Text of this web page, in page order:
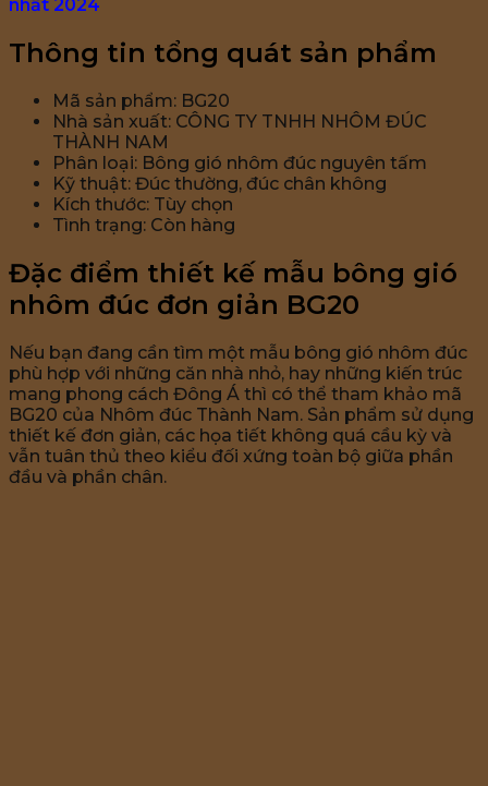
nhất 2024
Thông tin tổng quát sản phẩm
Mã sản phẩm: BG20
Nhà sản xuất: CÔNG TY TNHH NHÔM ĐÚC
THÀNH NAM
Phân loại: Bông gió nhôm đúc nguyên tấm
Kỹ thuật: Đúc thường, đúc chân không
Kích thước: Tùy chọn
Tình trạng: Còn hàng
Đặc điểm thiết kế mẫu bông gió
nhôm đúc đơn giản BG20
Nếu bạn đang cần tìm một mẫu bông gió nhôm đúc
phù hợp với những căn nhà nhỏ, hay những kiến trúc
mang phong cách Đông Á thì có thể tham khảo mã
BG20 của Nhôm đúc Thành Nam. Sản phẩm sử dụng
thiết kế đơn giản, các họa tiết không quá cầu kỳ và
vẫn tuân thủ theo kiểu đối xứng toàn bộ giữa phần
đầu và phần chân.